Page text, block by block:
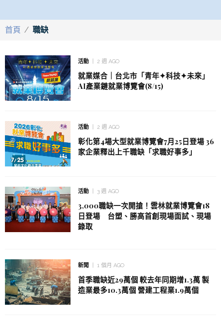
首頁 / 職缺
活動 2 週 AGO
就業媒合｜台北市「青年✦科技✦未來」
AI產業鏈就業博覽會(8/15)
活動 2 週 AGO
彰化第4場大型就業博覽會7月25日登場 36
家企業釋出上千職缺「求職好事多」
活動 3 週 AGO
3,000職缺一次開搶！雲林就業博覽會18
日登場 台塑、勝高首創現場面試、現場
錄取
新聞 1 個月 AGO
首季職缺近29萬個 較去年同期增1.3萬 製
造業最多10.3萬個 營建工程業1.9萬個